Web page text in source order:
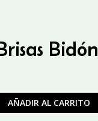
Bidón
AÑADIR AL CARRITO